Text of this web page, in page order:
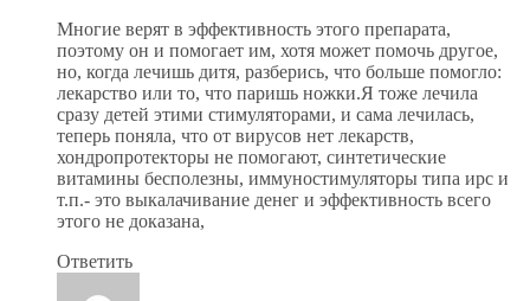
Многие верят в эффективность этого препарата,
поэтому он и помогает им, хотя может помочь другое,
но, когда лечишь дитя, разберись, что больше помогло:
лекарство или то, что паришь ножки.Я тоже лечила
сразу детей этими стимуляторами, и сама лечилась,
теперь поняла, что от вирусов нет лекарств,
хондропротекторы не помогают, синтетические
витамины бесполезны, иммуностимуляторы типа ирс и
т.п.- это выкалачивание денег и эффективность всего
этого не доказана,
Ответить